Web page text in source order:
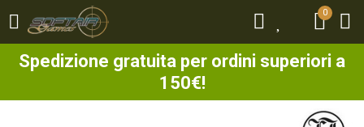
0
Spedizione gratuita per ordini superiori a
150€!
0